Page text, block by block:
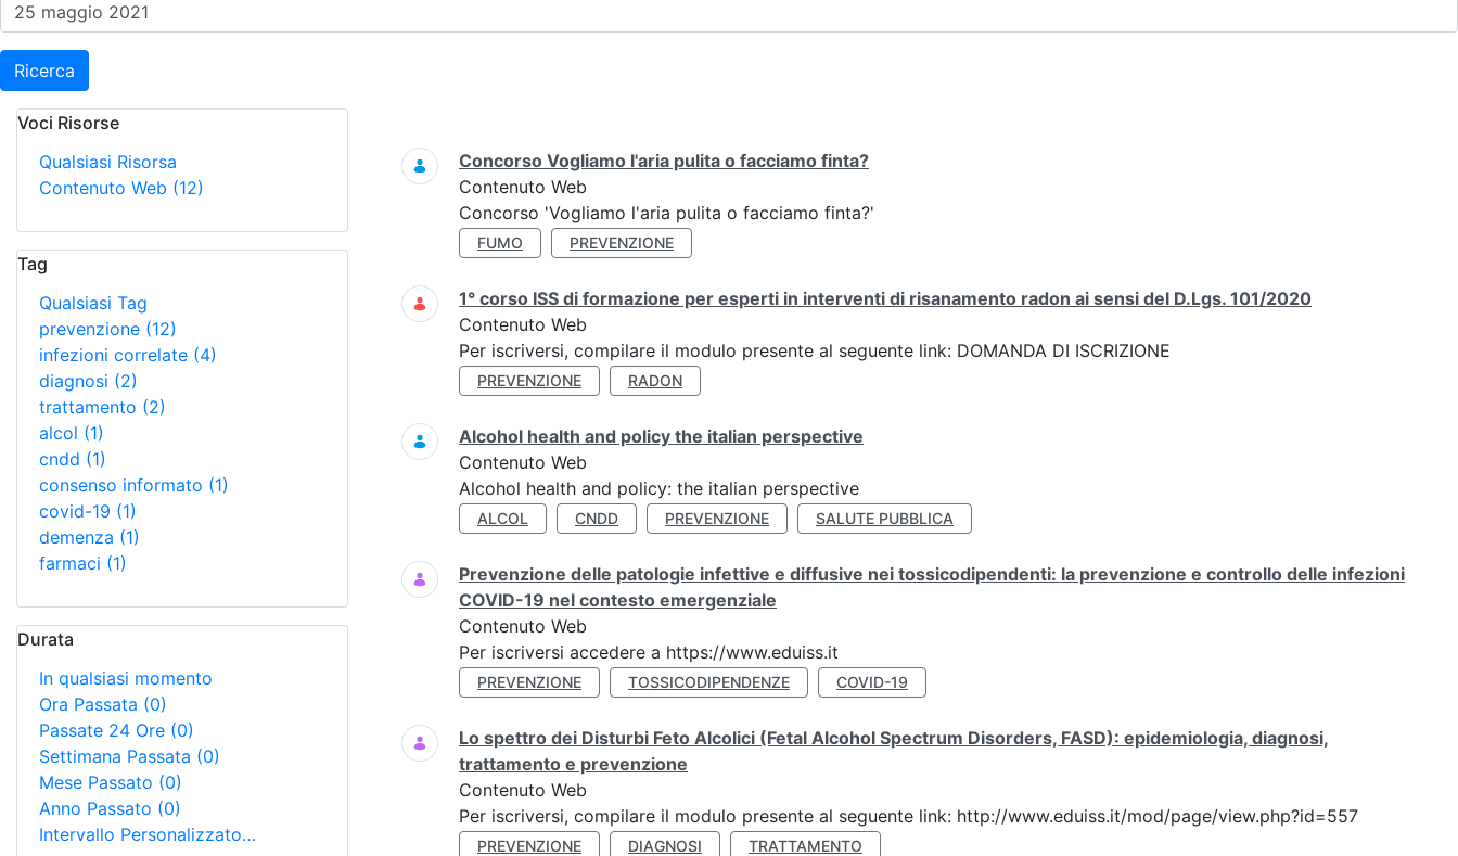
Ricerca
Voci Risorse
Qualsiasi Risorsa
Contenuto Web (12)
Tag
Qualsiasi Tag
prevenzione (12)
infezioni correlate (4)
diagnosi (2)
trattamento (2)
alcol (1)
cndd (1)
consenso informato (1)
covid-19 (1)
demenza (1)
farmaci (1)
Durata
In qualsiasi momento
Ora Passata (0)
Passate 24 Ore (0)
Settimana Passata (0)
Mese Passato (0)
Anno Passato (0)
Intervallo Personalizzato…
Ricerca
Concorso Vogliamo l'aria pulita o facciamo finta?
Contenuto Web
Concorso 'Vogliamo l'aria pulita o facciamo finta?'
FUMO PREVENZIONE
1° corso ISS di formazione per esperti in interventi di risanamento radon ai sensi del D.Lgs. 101/2020
Contenuto Web
Per iscriversi, compilare il modulo presente al seguente link: DOMANDA DI ISCRIZIONE
PREVENZIONE RADON
Alcohol health and policy the italian perspective
Contenuto Web
Alcohol health and policy: the italian perspective
ALCOL CNDD PREVENZIONE SALUTE PUBBLICA
Prevenzione delle patologie infettive e diffusive nei tossicodipendenti: la prevenzione e controllo delle infezioni
COVID-19 nel contesto emergenziale
Contenuto Web
Per iscriversi accedere a https://www.eduiss.it
PREVENZIONE TOSSICODIPENDENZE COVID-19
Lo spettro dei Disturbi Feto Alcolici (Fetal Alcohol Spectrum Disorders, FASD): epidemiologia, diagnosi,
trattamento e prevenzione
Contenuto Web
Per iscriversi, compilare il modulo presente al seguente link: http://www.eduiss.it/mod/page/view.php?id=557
PREVENZIONE DIAGNOSI TRATTAMENTO